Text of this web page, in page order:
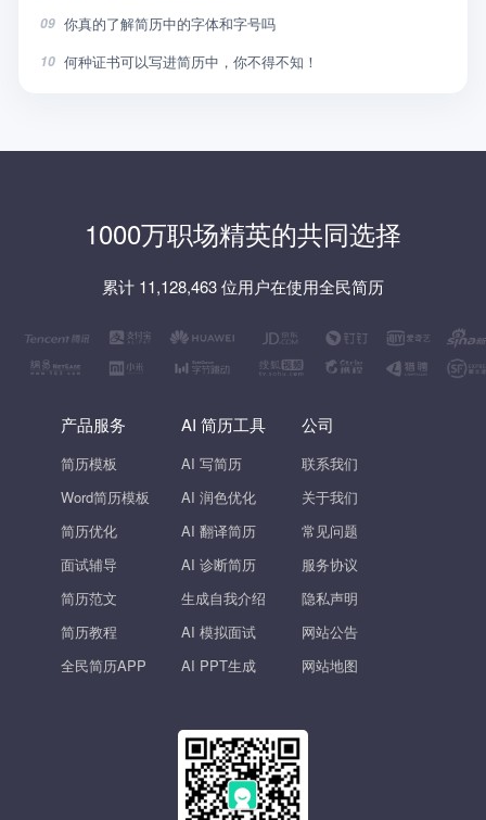
09 你真的了解简历中的字体和字号吗
10 何种证书可以写进简历中，你不得不知！
1000万职场精英的共同选择
累计 11,128,463 位用户在使用全民简历
产品服务
简历模板
Word简历模板
简历优化
面试辅导
简历范文
简历教程
全民简历APP
AI 简历工具
AI 写简历
AI 润色优化
AI 翻译简历
AI 诊断简历
生成自我介绍
AI 模拟面试
AI PPT生成
公司
联系我们
关于我们
常见问题
服务协议
隐私声明
网站公告
网站地图